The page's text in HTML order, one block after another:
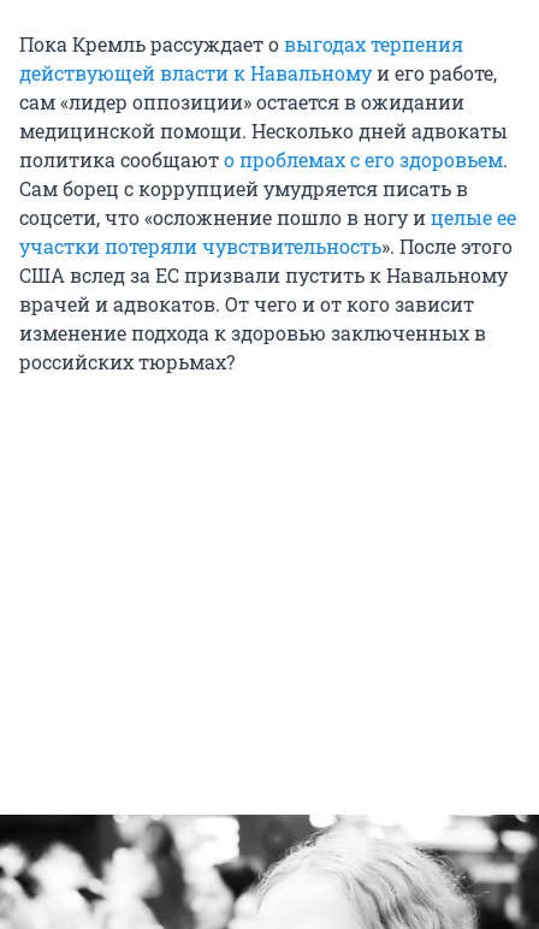
Пока Кремль рассуждает овыгодах терпения
действующей власти к Навальномуи его работе,
сам «лидер оппозиции» остается в ожидании
медицинской помощи. Несколько дней адвокаты
политика сообщаюто проблемах с его здоровьем.
Сам борец с коррупцией умудряется писать в
соцсети, что «осложнение пошло в ногу ицелые ее
участки потеряли чувствительность». После этого
США вслед за ЕС призвали пустить к Навальному
врачей и адвокатов. От чего и от кого зависит
изменение подхода к здоровью заключенных в
российских тюрьмах?